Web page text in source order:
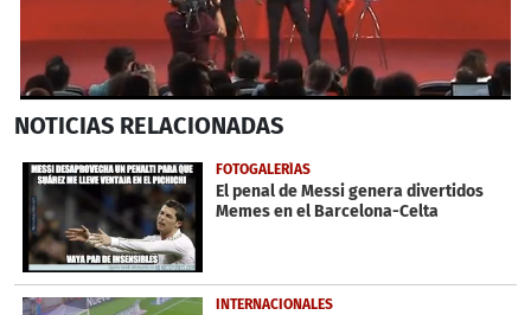
seconds
2
minutes,
34
seconds
NOTICIAS RELACIONADAS
FOTOGALERÍAS
El penal de Messi genera divertidos
Memes en el Barcelona-Celta
INTERNACIONALES